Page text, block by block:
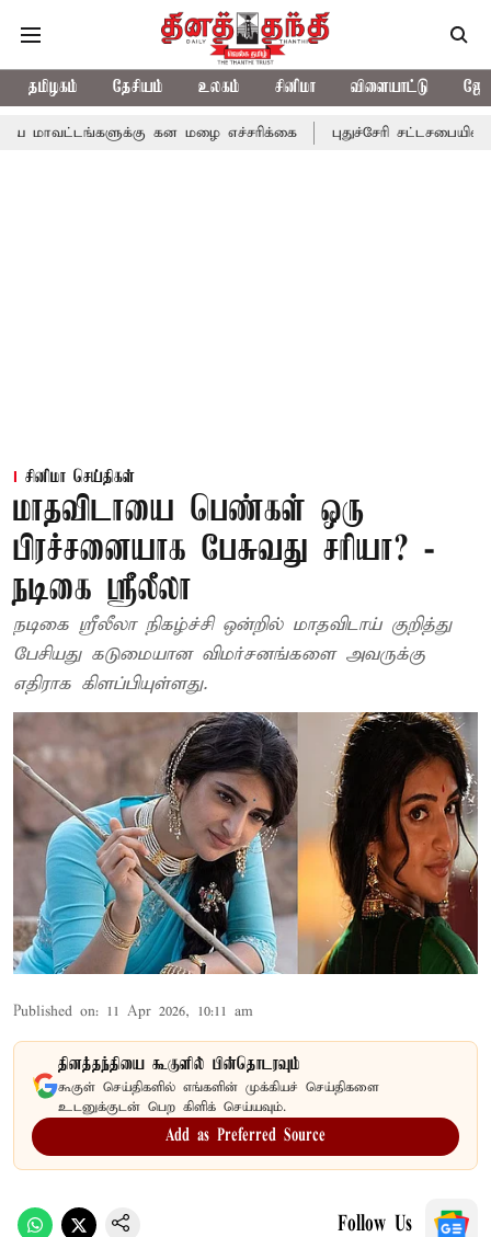
தமிழகம் தேசியம் உலகம் சினிமா விளையாட்டு
கன மழை எச்சரிக்கை புதுச்சேரி சட்டசபையில் வரும்
சினிமா செய்திகள்
மாதவிடாயை பெண்கள் ஒரு
பிரச்சனையாக பேசுவது சரியா? -
நடிகை ஸ்ரீலீலா
நடிகை ஸ்ரீலீலா நிகழ்ச்சி ஒன்றில் மாதவிடாய் குறித்து
பேசியது கடுமையான விமர்சனங்களை அவருக்கு
எதிராக கிளப்பியுள்ளது.
Published on: 11 Apr 2026, 10:11 am
தினத்தந்தியை கூகுளில் பின்தொடரவும்
கூகுள் செய்திகளில் எங்களின் முக்கியச் செய்திகளை
உடனுக்குடன் பெற கிளிக் செய்யவும்.
Add as Preferred Source
Follow Us